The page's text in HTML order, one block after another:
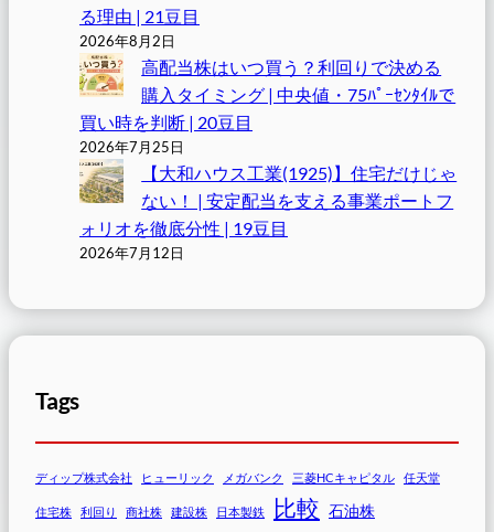
る理由 | 21豆目
2026年8月2日
高配当株はいつ買う？利回りで決める
購入タイミング | 中央値・75ﾊﾟｰｾﾝﾀｲﾙで
買い時を判断 | 20豆目
2026年7月25日
【大和ハウス工業(1925)】住宅だけじゃ
ない！ | 安定配当を支える事業ポートフ
ォリオを徹底分性 | 19豆目
2026年7月12日
Tags
ディップ株式会社 ヒューリック メガバンク 三菱HCキャピタル 任天堂
住宅株 利回り 商社株 建設株 日本製鉄 比較 石油株